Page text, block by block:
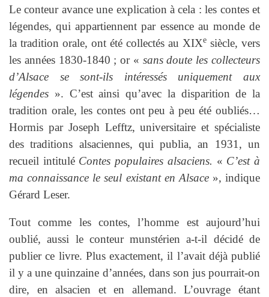
Le conteur avance une explication à cela : les contes et
légendes, qui appartiennent par essence au monde de
la tradition orale, ont été collectés au XIXe siècle, vers
les années 1830-1840 ; or « sans doute les collecteurs
d’Alsace se sont-ils intéressés uniquement aux
légendes ». C’est ainsi qu’avec la disparition de la
tradition orale, les contes ont peu à peu été oubliés…
Hormis par Joseph Lefftz, universitaire et spécialiste
des traditions alsaciennes, qui publia, an 1931, un
recueil intitulé Contes populaires alsaciens. « C’est à
ma connaissance le seul existant en Alsace», indique
Gérard Leser.
Tout comme les contes, l’homme est aujourd’hui
oublié, aussi le conteur munstérien a-t-il décidé de
publier ce livre. Plus exactement, il l’avait déjà publié
il y a une quinzaine d’années, dans son jus pourrait-on
dire, en alsacien et en allemand. L’ouvrage étant